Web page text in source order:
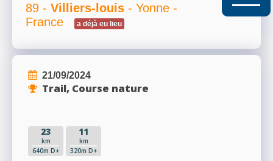
89 - Villiers-louis - Yonne -
France
a déjà eu lieu
21/09/2024
Trail, Course nature
23
km
640m D+
11
km
320m D+